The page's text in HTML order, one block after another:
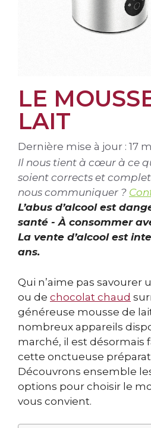
LE
LAIT
Dernière mise à jour : 17
Il nous tient à cœur à ce
soient corrects et
nous communiquer ?
L’abus d’alcool est
santé - À consommer
La vente d’alcool est
ans.
Qui n’aime pas savourer
ou de chocolat chaud
généreuse mousse de
nombreux appareils
marché, il est désormais
cette onctueuse
Découvrons ensemble
options pour choisir le
vous convient.